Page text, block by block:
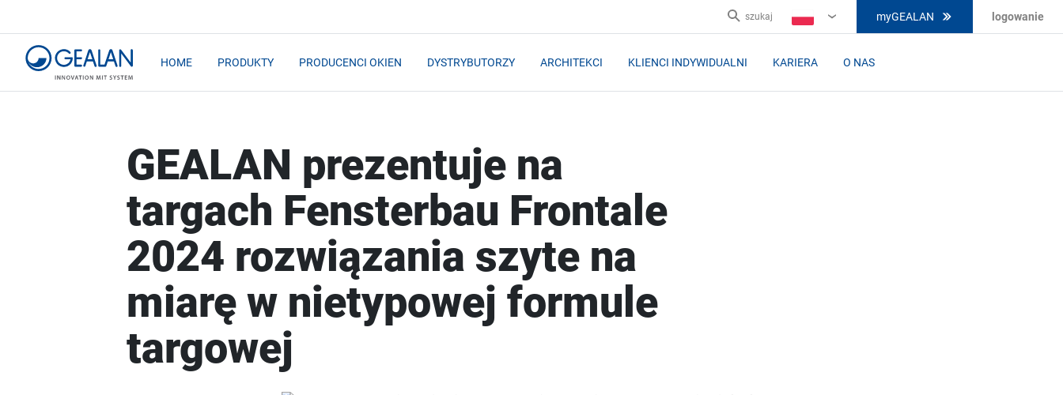
szukaj
PL
myGEALAN logowanie
HOME PRODUKTY PRODUCENCI OKIEN DYSTRYBUTORZY ARCHITEKCI KLIENCI INDYWIDUALNI KARIERA O NAS
GEALAN prezentuje na
targach Fensterbau Frontale
2024 rozwiązania szyte na
miarę w nietypowej formule
targowej